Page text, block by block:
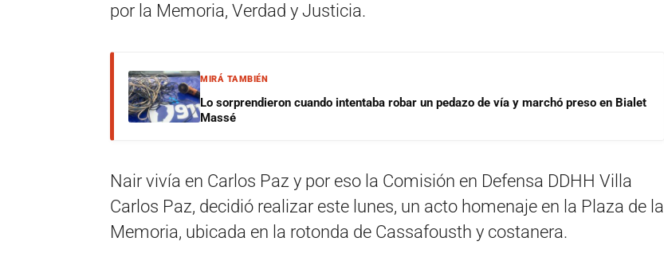
por la Memoria, Verdad y Justicia.
MIRÁ TAMBIÉN
Lo sorprendieron cuando intentaba robar un pedazo de vía y marchó preso en Bialet
Massé
Nair vivía en Carlos Paz y por eso la Comisión en Defensa DDHH Villa
Carlos Paz, decidió realizar este lunes, un acto homenaje en la Plaza de la
Memoria, ubicada en la rotonda de Cassafousth y costanera.